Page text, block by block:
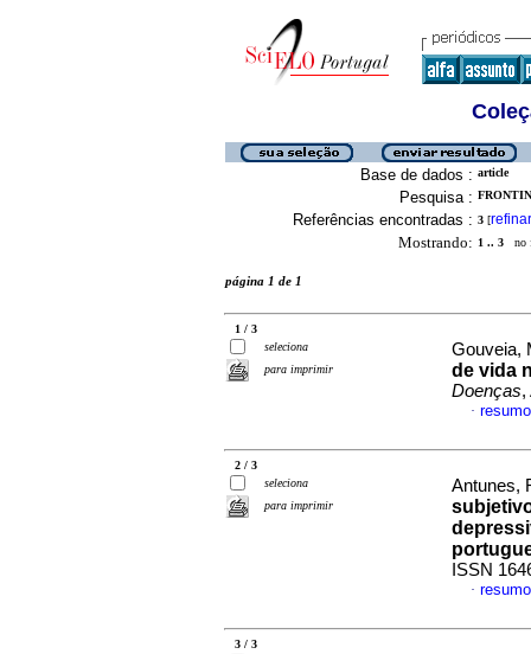
Base de dados : article
Pesquisa :
Referências encontradas : 3 [refinar
Mostrando: 1 .. 3 no
página 1 de 1
1 / 3
seleciona
para imprimir
Gouveia,
de vida
Doenças,
·
2 / 3
seleciona
para imprimir
Antunes,
ISSN
·
3 / 3